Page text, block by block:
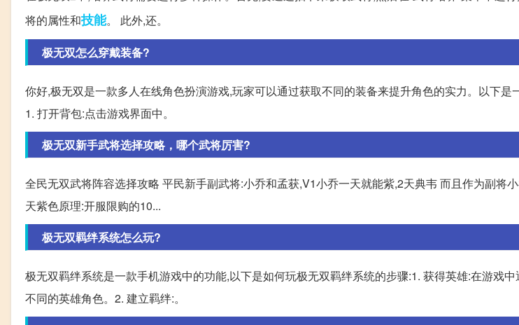
将的属性和技能。 此外,还。
极无双怎么穿戴装备?
你好,极无双是一款多人在线角色扮演游戏,玩家可以通过获取不同的装备来提升角色的实力。以下是
1. 打开背包:点击游戏界面中。
极无双新手武将选择攻略，哪个武将厉害?
全民无双武将阵容选择攻略 平民新手副武将:小乔和孟获,V1小乔一天就能紫,2天典韦 而且作为副将
天紫色原理:开服限购的10...
极无双羁绊系统怎么玩?
极无双羁绊系统是一款手机游戏中的功能,以下是如何玩极无双羁绊系统的步骤:1. 获得英雄:在游戏
不同的英雄角色。2. 建立羁绊:。